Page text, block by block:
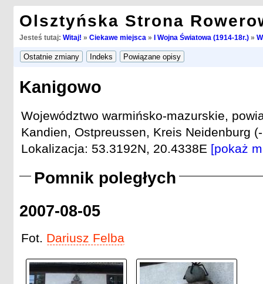
Olsztyńska Strona
Jesteś tutaj: Witaj! » Ciekawe miejsca » I Wojna Światowa (1914-18r.)»
Kanigowo
Województwo warmińsko-mazurskie,
Kandien, Ostpreussen, Kreis Neidenburg
Lokalizacja: 53.3192N, 20.4338E [pokaż
Pomnik poległych
2007-08-05
Fot. Dariusz Felba